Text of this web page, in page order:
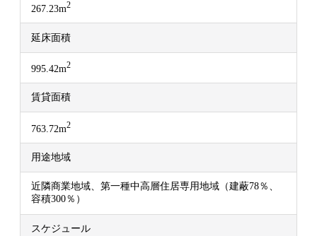
267.23m2
延床面積
995.42m2
賃貸面積
763.72m2
用途地域
近隣商業地域、第一種中高層住居専用地域（建蔽78％、
容積300％）
スケジュール